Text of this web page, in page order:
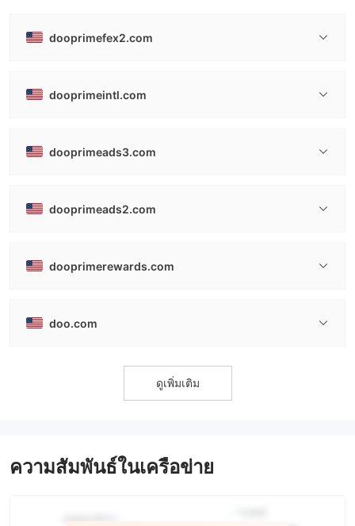
dooprimefex2.com
dooprimeintl.com
dooprimeads3.com
dooprimeads2.com
dooprimerewards.com
doo.com
ดูเพิ่มเติม
ความสัมพันธ์ในเครือข่าย